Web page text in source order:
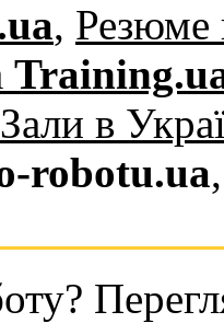
, Резюме
в
robotu.ua